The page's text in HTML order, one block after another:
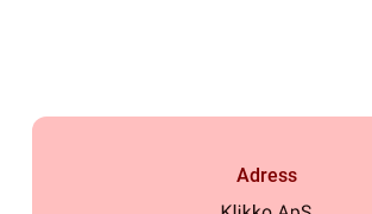
Adress